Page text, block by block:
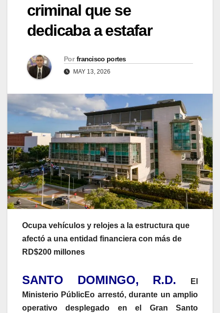
criminal que se
dedicaba a estafar
Por francisco portes
MAY 13, 2026
Ocupa vehículos y relojes a la estructura que
afectó a una entidad financiera con más de
RD$200 millones
SANTO DOMINGO, R.D.
El
Ministerio PúblicEo arrestó, durante un amplio
operativo desplegado en el Gran Santo